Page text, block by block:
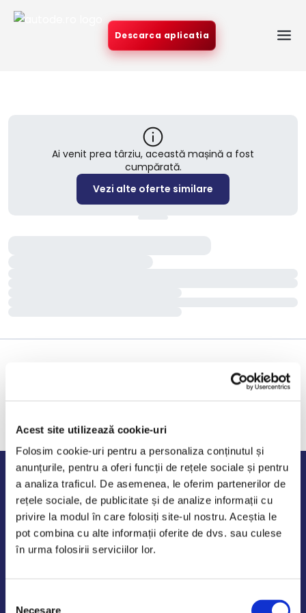
Acest site utilizează cookie-uri
Folosim cookie-uri pentru a personaliza conținutul și
anunțurile, pentru a oferi funcții de rețele sociale și pentru
a analiza traficul. De asemenea, le oferim partenerilor de
rețele sociale, de publicitate și de analize informații cu
privire la modul în care folosiți site-ul nostru. Aceștia le
pot combina cu alte informații oferite de dvs. sau culese
în urma folosirii serviciilor lor.
Necesare
Descarca aplicatia
Ai venit prea târziu, această mașină a fost
cumpărată.
Vezi alte oferte similare
Program de lucru
Luni - Vineri: 09:00-18:00
Sambata - Duminica: 10:00-14:00